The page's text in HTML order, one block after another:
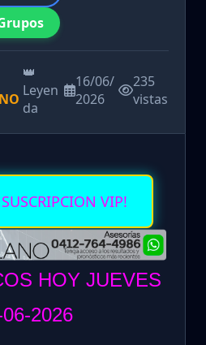
👑
Leyen
da
16/06/
2026
235
vistas
VIP!
HOY JUEVES
2026